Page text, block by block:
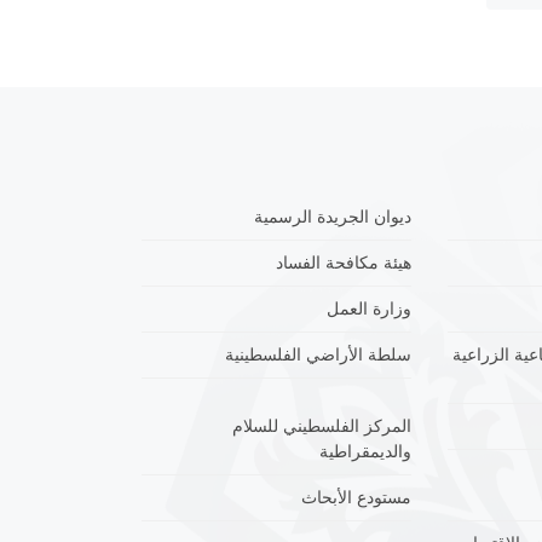
ديوان الجريدة الرسمية
هيئة مكافحة الفساد
وزارة العمل
الزراعية سلطة الأراضي الفلسطينية
المركز الفلسطيني للسلام
والديمقراطية
مستودع الأبحاث